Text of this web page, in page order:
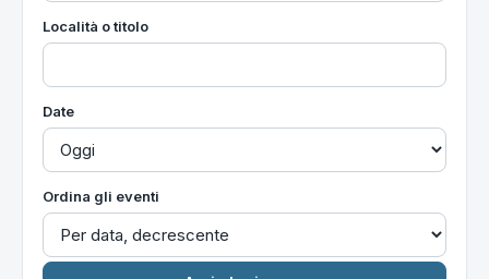
Località o titolo
Date
Ordina gli eventi